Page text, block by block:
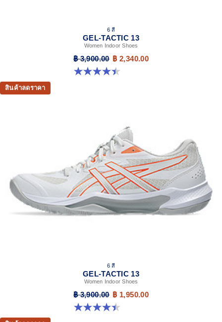
6 สี
GEL-TACTIC 13
Women Indoor Shoes
฿ 3,900.00 ฿ 2,340.00
4.4 จาก 5 ดาว 12 รีวิว
สินค้าลดราคา
6 สี
GEL-TACTIC 13
Women Indoor Shoes
฿ 3,900.00 ฿ 1,950.00
4.4 จาก 5 ดาว 12 รีวิว